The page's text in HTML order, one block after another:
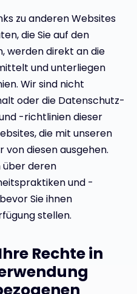
zu anderen Websites
die Sie auf den
werden direkt an die
und unterliegen
Wir sind nicht
oder die Datenschutz-
-richtlinien dieser
die mit unseren
von diesen ausgehen.
über deren
und -
Sie ihnen
stellen.
Rechte in